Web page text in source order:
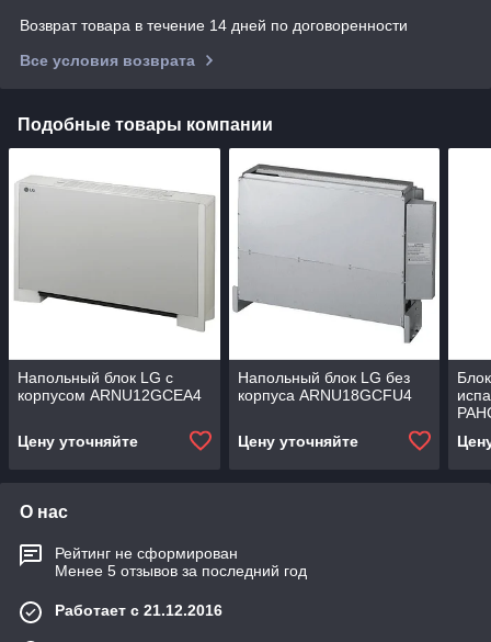
Возврат товара в течение 14 дней по договоренности
Все условия возврата
Подобные товары компании
Напольный блок LG с
корпусом ARNU12GCEA4
Цену уточняйте
Напольный блок LG без
корпуса ARNU18GCFU4
Цену уточняйте
О нас
Рейтинг не сформирован
Менее 5 отзывов за последний год
Работает с 21.12.2016